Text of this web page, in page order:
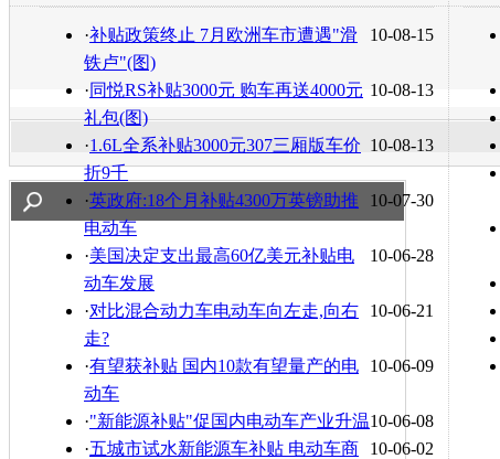
转发至：
10-08-15
·补贴政策终止 7月欧洲车市遭遇"滑
铁卢"(图)
10-08-13
·同悦RS补贴3000元 购车再送4000元
礼包(图)
10-08-13
·1.6L全系补贴3000元307三厢版车价
折9千
10-07-30
·英政府:18个月补贴4300万英镑助推
电动车
10-06-28
·美国决定支出最高60亿美元补贴电
动车发展
10-06-21
·对比混合动力车电动车向左走,向右
走?
10-06-09
·有望获补贴 国内10款有望量产的电
动车
10-06-08
·"新能源补贴"促国内电动车产业升温
10-06-02
·五城市试水新能源车补贴 电动车商